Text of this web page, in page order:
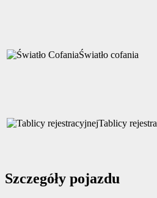
Światło cofania
Tablicy
Szczegóły pojazdu